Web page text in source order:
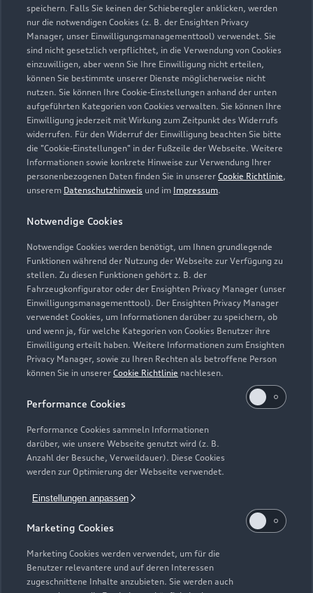
speichern. Falls Sie keinen der Schieberegler anklicken, werden
nur die notwendigen Cookies (z. B. der Ensighten Privacy
Manager, unser Einwilligungsmanagementtool) verwendet. Sie
sind nicht gesetzlich verpflichtet, in die Verwendung von Cookies
einzuwilligen, aber wenn Sie Ihre Einwilligung nicht erteilen,
können Sie bestimmte unserer Dienste möglicherweise nicht
nutzen. Sie können Ihre Cookie-Einstellungen anhand der unten
aufgeführten Kategorien von Cookies verwalten. Sie können Ihre
Einwilligung jederzeit mit Wirkung zum Zeitpunkt des Widerrufs
widerrufen. Für den Widerruf der Einwilligung beachten Sie bitte
die "Cookie-Einstellungen" in der Fußzeile der Webseite. Weitere
Informationen sowie konkrete Hinweise zur Verwendung Ihrer
personenbezogenen Daten finden Sie in unserer Cookie Richtlinie,
unserem Datenschutzhinweis und im Impressum.
Notwendige Cookies
Notwendige Cookies werden benötigt, um Ihnen grundlegende
Funktionen während der Nutzung der Webseite zur Verfügung zu
stellen. Zu diesen Funktionen gehört z. B. der
Fahrzeugkonfigurator oder der Ensighten Privacy Manager (unser
Einwilligungsmanagementtool). Der Ensighten Privacy Manager
verwendet Cookies, um Informationen darüber zu speichern, ob
und wenn ja, für welche Kategorien von Cookies Benutzer ihre
Einwilligung erteilt haben. Weitere Informationen zum Ensighten
Privacy Manager, sowie zu Ihren Rechten als betroffene Person
können Sie in unserer Cookie Richtlinie nachlesen.
Performance Cookies
Performance Cookies sammeln Informationen
darüber, wie unsere Webseite genutzt wird (z. B.
Anzahl der Besuche, Verweildauer). Diese Cookies
werden zur Optimierung der Webseite verwendet.
Einstellungen anpassen
Marketing Cookies
Marketing Cookies werden verwendet, um für die
Benutzer relevantere und auf deren Interessen
zugeschnittene Inhalte anzubieten. Sie werden auch
info_47@gottfried-schultz.de
Kontaktdaten herunterladen
Öffnungszeiten
Service
Geschlossen,öffnet amMontag 07:00
Teile- und Zubehörverkauf
Geschlossen,öffnet am Montag 07:00
Zurück nach oben
Modelle
Elektromodelle
Plug-in-Hybride
Neuwagensuche
Gebrauchtwagensuche
Geschäftskunden
Service & Zubehör
Saisonale Angebote
Audi Services
Garantie
Audi digital services
myAudi
Support
Audi Code
Über Audi
Unternehmen
Karriere